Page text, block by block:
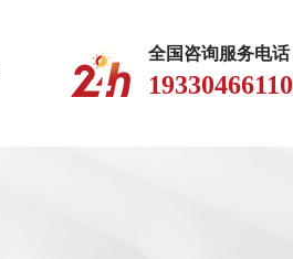
全国咨询服务电话
19330466110